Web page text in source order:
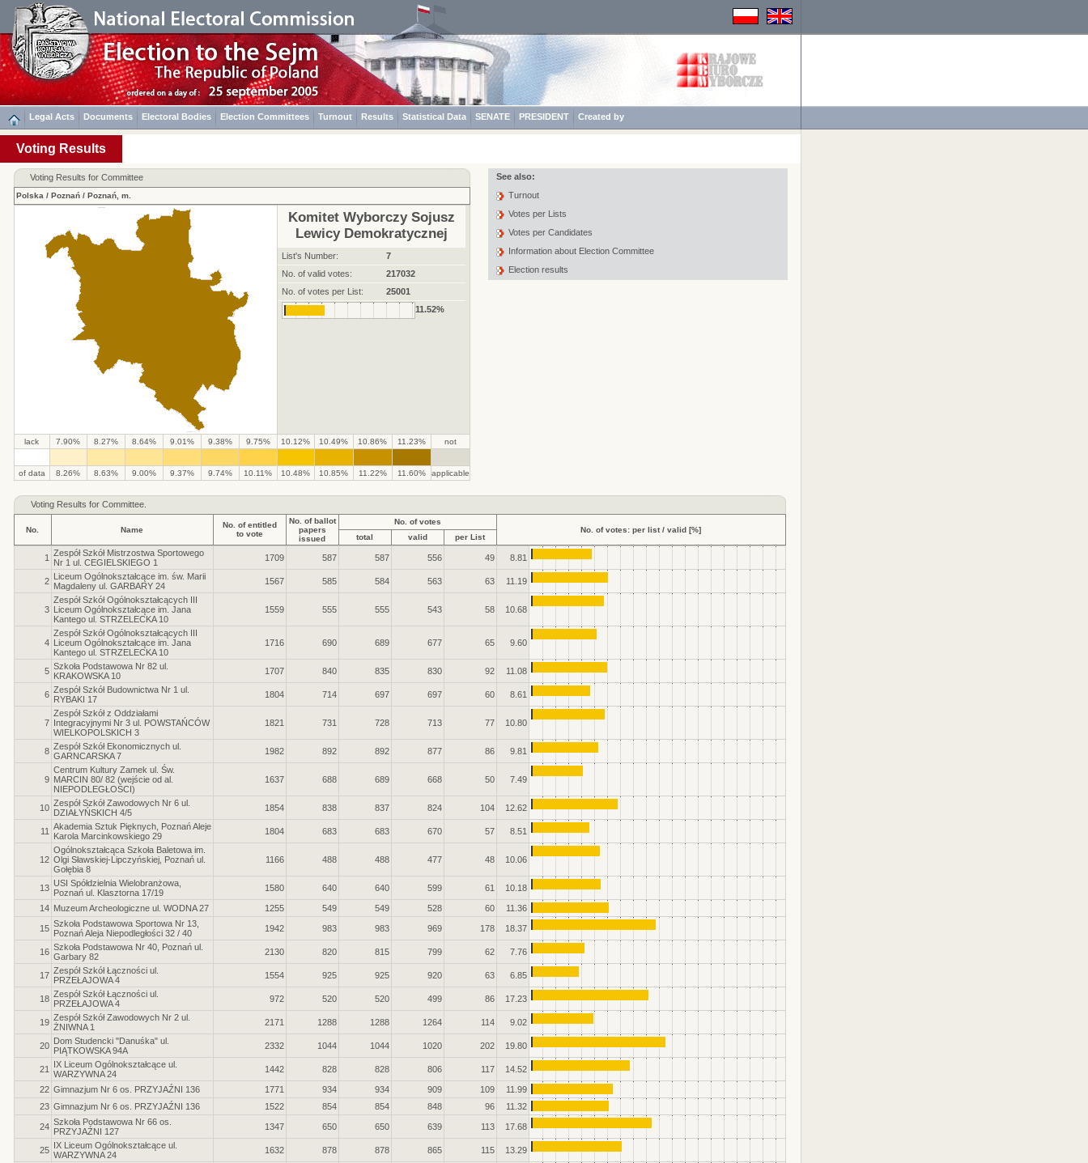
Legal Acts Documents Electoral Bodies Election Committees Turnout Results Statistical Data SENATE PRESIDENT Created by
Voting Results
Voting Results for Committee
Polska / Poznań/ Poznań, m.
Komitet Wyborczy Sojusz
Lewicy Demokratycznej
List's Number:
7
No. of valid votes:
217032
No. of votes per List:
25001
11.52%
lack 7.90% 8.27% 8.64% 9.01% 9.38% 9.75% 10.12% 10.49% 10.86% 11.23% not
of data 8.26% 8.63% 9.00% 9.37% 9.74% 10.11% 10.48% 10.85% 11.22% 11.60% applicable
See also:
Turnout
Votes per Lists
Votes per Candidates
Information about Election Committee
Election results
Voting Results for Committee.
No. Name
No. of entitled
to vote
No. of ballot
papers
issued
No. of votes
No. of votes: per list / valid [%]
total
valid per List
1 Zespół Szkół Mistrzostwa Sportowego
Nr 1 ul. CEGIELSKIEGO 1
1709 587 587 556 49 8.81
2 Liceum Ogólnokształcące im. św. Marii
Magdaleny ul. GARBARY 24
1567 585 584 563 63 11.19
3
Zespół Szkół Ogólnokształcących III
Liceum Ogólnokształcące im. Jana
Kantego ul. STRZELECKA 10
1559 555 555 543 58 10.68
4
Zespół Szkół Ogólnokształcących III
Liceum Ogólnokształcące im. Jana
Kantego ul. STRZELECKA 10
1716 690 689 677 65 9.60
5 Szkoła Podstawowa Nr 82 ul.
KRAKOWSKA 10
1707 840 835 830 92 11.08
6 Zespół Szkół Budownictwa Nr 1 ul.
RYBAKI 17
1804 714 697 697 60 8.61
7
Zespół Szkół z Oddziałami
Integracyjnymi Nr 3 ul. POWSTAŃCÓW
WIELKOPOLSKICH 3
1821 731 728 713 77 10.80
8 Zespół Szkół Ekonomicznych ul.
GARNCARSKA 7
1982 892 892 877 86 9.81
9
Centrum Kultury Zamek ul. Św.
MARCIN 80/ 82 (wejście od al.
NIEPODLEGŁOŚCI)
1637 688 689 668 50 7.49
10 Zespół Szkół Zawodowych Nr 6 ul.
DZIAŁYŃSKICH 4/5
1854 838 837 824 104 12.62
11 Akademia Sztuk Pięknych, Poznań Aleje
Karola Marcinkowskiego 29
1804 683 683 670 57 8.51
12
Ogólnokształcąca Szkoła Baletowa im.
Olgi Sławskiej-Lipczyńskiej, Poznań ul.
Gołębia 8
1166 488 488 477 48 10.06
13 USI Spółdzielnia Wielobranżowa,
Poznań ul. Klasztorna 17/19
1580 640 640 599 61 10.18
14 Muzeum Archeologiczne ul. WODNA 27 1255 549 549 528 60 11.36
15 Szkoła Podstawowa Sportowa Nr 13,
Poznań Aleja Niepodległości 32 / 40
1942 983 983 969 178 18.37
16 Szkoła Podstawowa Nr 40, Poznań ul.
Garbary 82
2130 820 815 799 62 7.76
17 Zespół Szkół Łączności ul.
PRZEŁAJOWA 4
1554 925 925 920 63 6.85
18 Zespół Szkół Łączności ul.
PRZEŁAJOWA 4
972 520 520 499 86 17.23
19 Zespół Szkół Zawodowych Nr 2 ul.
ŻNIWNA 1
2171 1288 1288 1264 114 9.02
20 Dom Studencki "Danuśka" ul.
PIĄTKOWSKA 94A
2332 1044 1044 1020 202 19.80
21
IX Liceum Ogólnokształcące ul.
WARZYWNA 24
1442 828 828 806 117 14.52
22 Gimnazjum Nr 6 os. PRZYJAŹNI 136 1771 934 934 909 109
11.99
23 Gimnazjum Nr 6 os. PRZYJAŹNI 136 1522 854 854 848 96 11.32
24 Szkoła Podstawowa Nr 66 os.
PRZYJAŹNI 127
1347 650 650 639 113 17.68
25 IX Liceum Ogólnokształcące ul.
WARZYWNA 24
1632 878 878 865 115 13.29